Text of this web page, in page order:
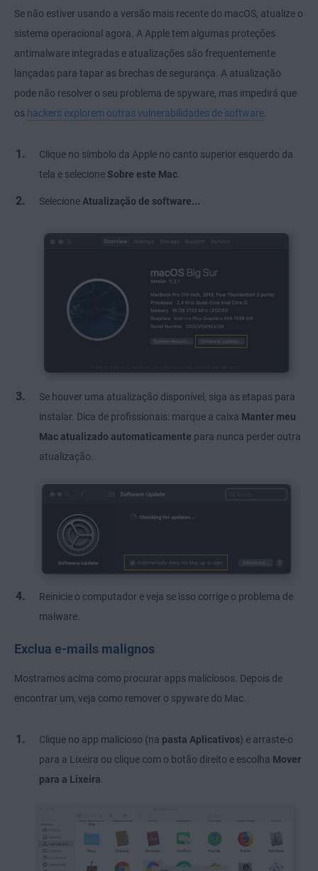
Se não estiver usando a versão mais recente do macOS, atualize o
sistema operacional agora. A Apple tem algumas proteções
antimalware integradas e atualizações são frequentemente
lançadas para tapar as brechas de segurança. A atualização
pode não resolver o seu problema de spyware, mas impedirá que
os hackers explorem outras vulnerabilidades de software
Clique no símbolo da Apple no canto superior esquerdo da
tela e selecione Sobre este Mac
Selecione Atualização de software...
Se houver uma atualização disponível, siga as etapas para
instalar. Dica de profissionais: marque a caixa Manter meu
Mac atualizado automaticamente para nunca perder outra
atualização.
Reinicie o computador e veja se isso corrige o problema de
malware.
Exclua e-mails malignos
Mostramos acima como procurar apps maliciosos. Depois de
encontrar um, veja como remover o spyware do Mac.
Clique no app malicioso (na pasta Aplicativos) e arraste-o
para a Lixeira ou clique com o botão direito e escolha Mover
para a Lixeira.